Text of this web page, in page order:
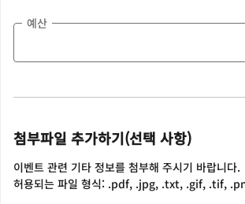
예산
첨부파일 추가하기(선택 사항)
이벤트 관련 기타 정보를 첨부해 주시기 바랍니다.
허용되는 파일 형식: .pdf, .jpg, .txt, .gif, .tif,